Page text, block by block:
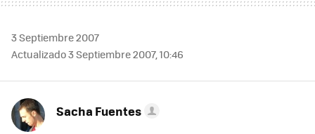
3 Septiembre 2007
Actualizado 3 Septiembre 2007, 10:46
Sacha Fuentes